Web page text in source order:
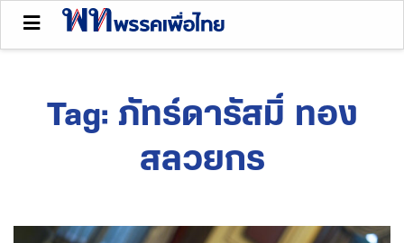
Tag: ภัทร์ดารัสมิ์ ทอง
สลวยกร